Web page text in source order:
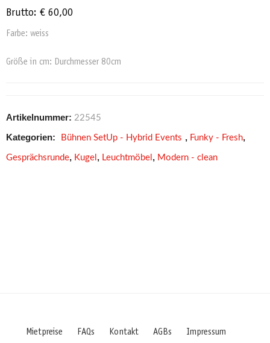
Brutto: € 60,00
Farbe: weiss
Größe in cm: Durchmesser 80cm
Artikelnummer: 22545
Kategorien: Bühnen SetUp - Hybrid Events , Funky - Fresh,
Gesprächsrunde, Kugel , Leuchtmöbel , Modern - clean
Mietpreise FAQs Kontakt AGBs Impressum